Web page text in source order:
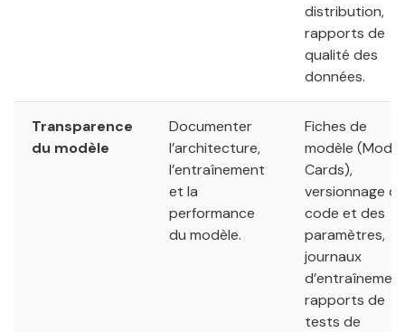
distribution,
rapports de
qualité des
données.
Transparence
du modèle
Documenter
l’architecture,
l’entraînement
et la
performance
du modèle.
Fiches de
modèle (Model
Cards),
versionnage du
code et des
paramètres,
journaux
rapports de
tests de